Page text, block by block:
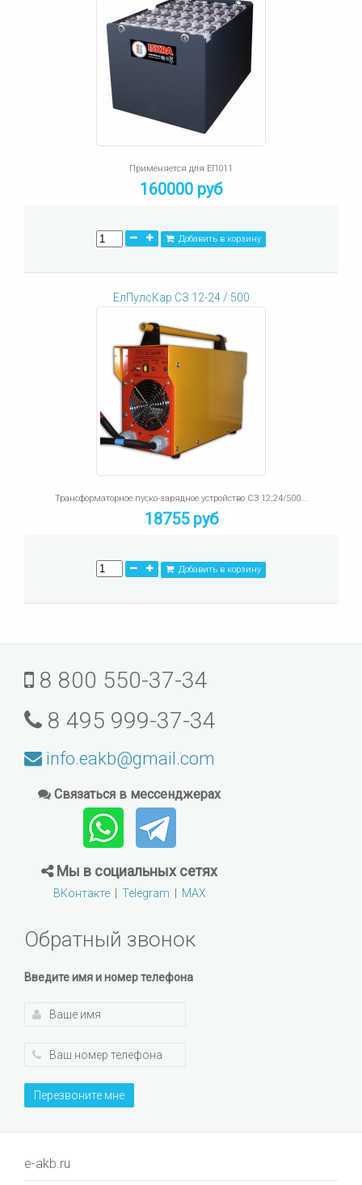
Применяется для ЕП011
160000 руб
Добавить в корзину
ЕлПулсКар СЗ 12-24 / 500
Трансформаторное пуско-зарядное устройство СЗ 12;24/500...
18755 руб
Добавить в корзину
8 800 550-37-34
8 495 999-37-34
info.eakb@gmail.com
Связаться в мессенджерах
Мы в социальных сетях
ВКонтакте| Telegram | MAX
Обратный звонок
Введите имя и номер телефона
Перезвоните мне
e-akb.ru